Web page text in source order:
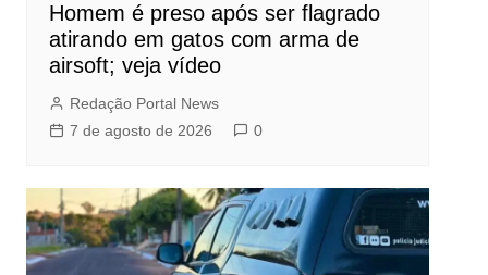
Homem é preso após ser flagrado
atirando em gatos com arma de
airsoft; veja vídeo
Redação Portal News
7 de agosto de 2026
0